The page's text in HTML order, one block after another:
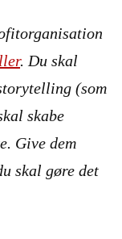
. Du skal
(som
skabe
Give dem
skal gøre det